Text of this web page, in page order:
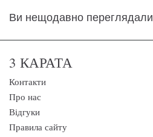
Ви нещодавно переглядали
3 КАРАТА
Контакти
Про нас
Відгуки
Правила сайту